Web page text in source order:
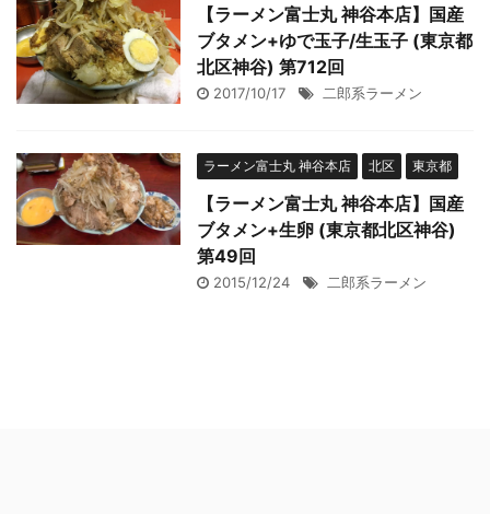
【ラーメン富士丸 神谷本店】国産
ブタメン+ゆで玉子/生玉子 (東京都
北区神谷) 第712回
2017/10/17 二郎系ラーメン
ラーメン富士丸 神谷本店 北区 東京都
【ラーメン富士丸 神谷本店】国産
ブタメン+生卵 (東京都北区神谷)
第49回
2015/12/24 二郎系ラーメン